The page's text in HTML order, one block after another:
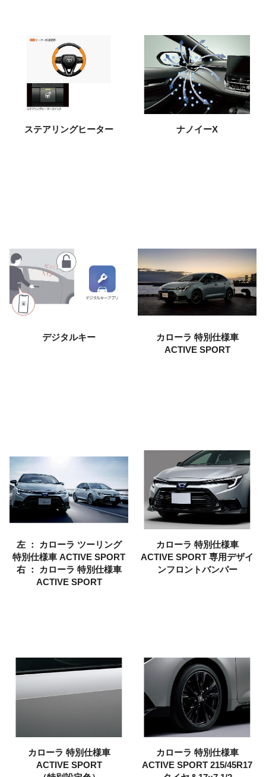
ステアリングヒーター ナノイーX
デジタルキー カローラ 特別仕様車
ACTIVE SPORT
左 ： カローラ ツーリング
特別仕様車 ACTIVE SPORT
右 ： カローラ 特別仕様車
ACTIVE SPORT
カローラ 特別仕様車
ACTIVE SPORT 専用デザイ
ンフロントバンパー
カローラ 特別仕様車
ACTIVE SPORT
カローラ 特別仕様車
ACTIVE SPORT 215/45R17